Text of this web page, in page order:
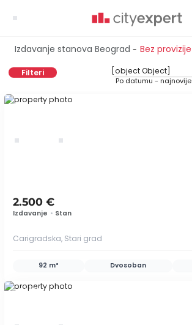
Izdavanje stanova Beograd - Bez provizije
Filteri
Po datumu - najnovije
ID 46237
2.500 €
Izdavanje • Stan
Carigradska, Stari grad
92 m² Dvosoban
ID 79289